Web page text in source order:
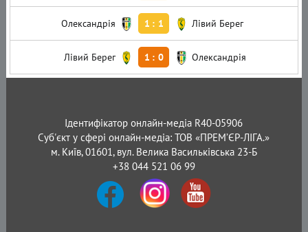
Олександрія 1 : 1 Лівий Берег
Лівий Берег 1 : 0 Олександрія
Ідентифікатор онлайн-медіа R40-05906
Суб'єкт у сфері онлайн-медіа: ТОВ «ПРЕМ’ЄР-ЛІГА.»
м. Київ, 01601, вул. Велика Васильківська 23-Б
+38 044 521 06 99